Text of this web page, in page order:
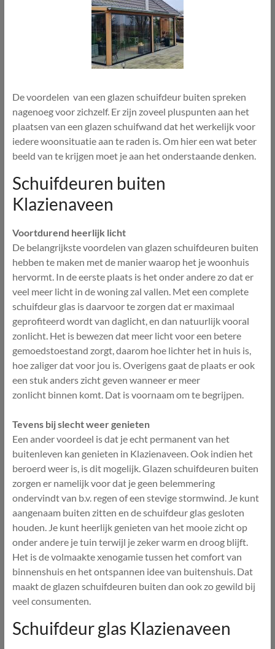
De voordelen van een glazen schuifdeur buiten spreken
nagenoeg voor zichzelf. Er zijn zoveel pluspunten aan het
plaatsen van een glazen schuifwand dat het werkelijk voor
iedere woonsituatie aan te raden is. Om hier een wat beter
beeld van te krijgen moet je aan het onderstaande denken.
Schuifdeuren buiten
Klazienaveen
Voortdurend heerlijk licht
De belangrijkste voordelen van glazen schuifdeuren buiten
hebben te maken met de manier waarop het je woonhuis
hervormt. In de eerste plaats is het onder andere zo dat er
veel meer licht in de woning zal vallen. Met een complete
schuifdeur glas is daarvoor te zorgen dat er maximaal
geprofiteerd wordt van daglicht, en dan natuurlijk vooral
zonlicht. Het is bewezen dat meer licht voor een betere
gemoedstoestand zorgt, daarom hoe lichter het in huis is,
hoe zaliger dat voor jou is. Overigens gaat de plaats er ook
een stuk anders zicht geven wanneer er meer
zonlicht binnen komt. Dat is voornaam om te begrijpen.
Tevens bij slecht weer genieten
Een ander voordeel is dat je echt permanent van het
buitenleven kan genieten in Klazienaveen. Ook indien het
beroerd weer is, is dit mogelijk. Glazen schuifdeuren buiten
zorgen er namelijk voor dat je geen belemmering
ondervindt van b.v. regen of een stevige stormwind. Je kunt
aangenaam buiten zitten en de schuifdeur glas gesloten
houden. Je kunt heerlijk genieten van het mooie zicht op
onder andere je tuin terwijl je zeker warm en droog blijft.
Het is de volmaakte xenogamie tussen het comfort van
binnenshuis en het ontspannen idee van buitenshuis. Dat
maakt de glazen schuifdeuren buiten dan ook zo gewild bij
veel consumenten.
Schuifdeur glas Klazienaveen